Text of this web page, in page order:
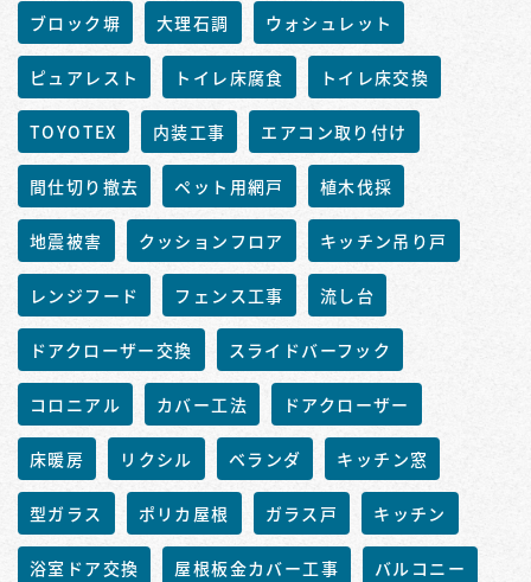
ブロック塀 大理石調 ウォシュレット
ピュアレスト トイレ床腐食 トイレ床交換
TOYOTEX 内装工事 エアコン取り付け
間仕切り撤去 ペット用網戸 植木伐採
地震被害 クッションフロア キッチン吊り戸
レンジフード フェンス工事 流し台
ドアクローザー交換 スライドバーフック
コロニアル カバー工法 ドアクローザー
床暖房 リクシル ベランダ キッチン窓
型ガラス ポリカ屋根 ガラス戸 キッチン
浴室ドア交換 屋根板金カバー工事 バルコニー